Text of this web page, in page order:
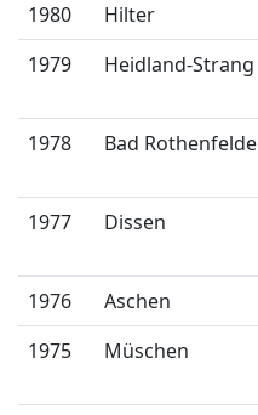
1980 Hilter
1979
Heidland-Strang
1978 Bad Rothenfelde
1977 Dissen
1976 Aschen
1975
Müschen